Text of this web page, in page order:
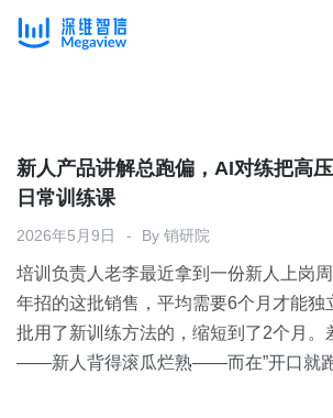
产品总览
产品集成
下载客户端
解决方案
按行业
消费医疗
客户案例
开放平台
定价
新人产品讲解总跑偏，AI对练把高
日常训练课
2026年5月9日 By 销研院
培训负责人老李最近拿到一份新人上岗
年招的这批销售，平均需要6个月才能独
批用了新训练方法的，缩短到了2个月。
——新人背得滚瓜烂熟——而在”开口就跑